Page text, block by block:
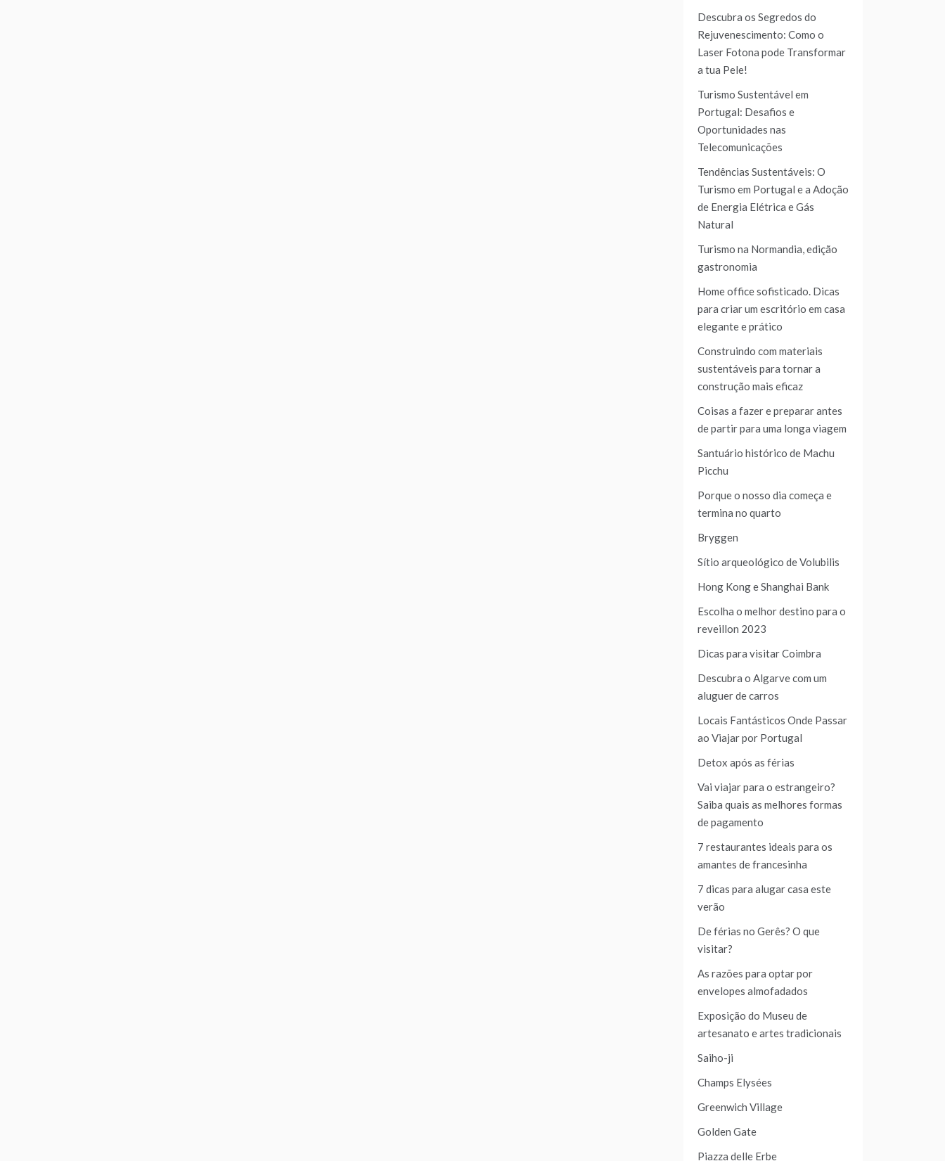
Descubra os Segredos do
Rejuvenescimento: Como o
Laser Fotona pode Transformar
a tua Pele!
Turismo Sustentável em
Portugal: Desafios e
Oportunidades nas
Telecomunicações
Tendências Sustentáveis: O
Turismo em Portugal e a Adoção
de Energia Elétrica e Gás
Natural
Turismo na Normandia, edição
gastronomia
Home office sofisticado. Dicas
para criar um escritório em casa
elegante e prático
Construindo com materiais
sustentáveis para tornar a
construção mais eficaz
Coisas a fazer e preparar antes
de partir para uma longa viagem
Santuário histórico de Machu
Picchu
Porque o nosso dia começa e
termina no quarto
Bryggen
Sítio arqueológico de Volubilis
Hong Kong e Shanghai Bank
Escolha o melhor destino para o
reveillon 2023
Dicas para visitar Coimbra
Descubra o Algarve com um
aluguer de carros
Locais Fantásticos Onde Passar
ao Viajar por Portugal
Detox após as férias
Vai viajar para o estrangeiro?
Saiba quais as melhores formas
de pagamento
7 restaurantes ideais para os
amantes de francesinha
7 dicas para alugar casa este
verão
De férias no Gerês? O que
visitar?
As razões para optar por
envelopes almofadados
Exposição do Museu de
artesanato e artes tradicionais
Saiho-ji
Champs Elysées
Greenwich Village
Golden Gate
Piazza delle Erbe